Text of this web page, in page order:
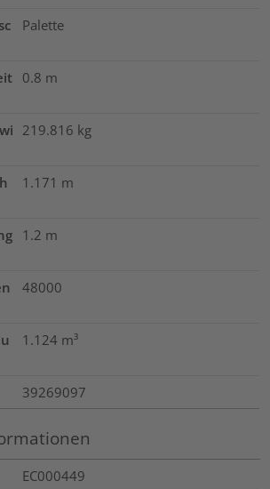
Palette
0.8 m
219.816 kg
1.171 m
1.2 m
48000
1.124 m³
39269097
EC000449